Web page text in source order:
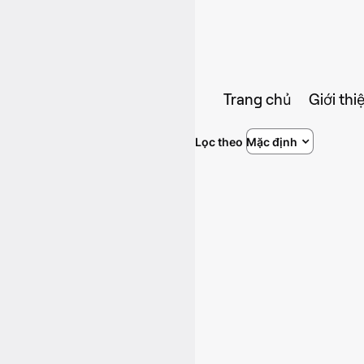
Trang chủ Giới
Lọc theo Mặc định